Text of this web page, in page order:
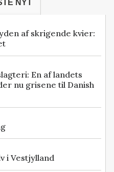
NYT
af skrigende kvier:
En af landets
nu grisene til Danish
i Vestjylland